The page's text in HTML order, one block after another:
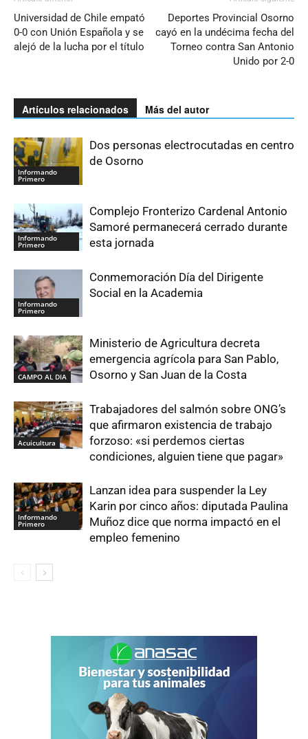
Universidad de Chile empató
0-0 con Unión Española y se
alejó de la lucha por el título
Deportes Provincial Osorno
cayó en la undécima fecha del
Torneo contra San Antonio
Unido por 2-0
Artículos relacionados Más del autor
Informando
Primero
Dos personas electrocutadas en centro
de Osorno
Informando
Primero
Complejo Fronterizo Cardenal Antonio
Samoré permanecerá cerrado durante
esta jornada
Informando
Primero
Conmemoración Día del Dirigente
Social en la Academia
CAMPO AL DIA
Ministerio de Agricultura decreta
emergencia agrícola para San Pablo,
Osorno y San Juan de la Costa
Acuicultura
Trabajadores del salmón sobre ONG’s
que afirmaron existencia de trabajo
forzoso: «si perdemos ciertas
condiciones, alguien tiene que pagar»
Informando
Primero
Lanzan idea para suspender la Ley
Karin por cinco años: diputada Paulina
Muñoz dice que norma impactó en el
empleo femenino